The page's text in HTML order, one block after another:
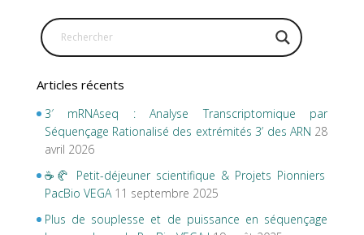
Articles récents
3′ mRNAseq : Analyse Transcriptomique par
Séquençage Rationalisé des extrémités 3’ des ARN 28
avril 2026
☕🥐 Petit-déjeuner scientifique & Projets Pionniers
PacBio VEGA 11 septembre 2025
Plus de souplesse et de puissance en séquençage